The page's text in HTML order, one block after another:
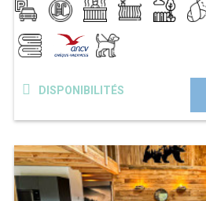
DISPONIBILITÉS